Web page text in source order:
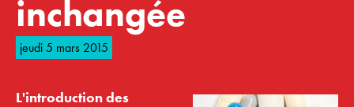
inchangée
jeudi 5 mars 2015
L'introduction des